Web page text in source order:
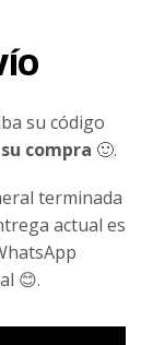
exclusivas y
su código
compra 🙂.
terminada
actual es
😊.